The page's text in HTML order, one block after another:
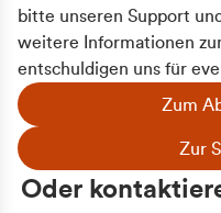
bitte unseren Support
weitere Informationen
entschuldigen uns für
Zum
Zur
Oder